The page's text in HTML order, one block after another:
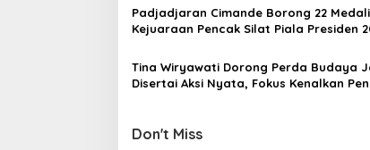
Padjadjaran Cimande Borong 22
Kejuaraan Pencak Silat Piala Presiden
Tina Wiryawati Dorong Perda Budaya
Disertai Aksi Nyata, Fokus Kenalkan
Don't Miss